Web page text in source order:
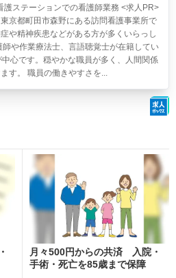
護ステーションでの看護師業務 <求人PR>
京都町田市森野にある訪問看護事業所で
や精神疾患などがある方が多くいらっし
や作業療法士、言語聴覚士が在籍してい
心です。穏やかな職員が多く、人間関係
す。 職員の働きやすさを...
月々500円からの共済 入院・
手術・死亡を85歳まで保障